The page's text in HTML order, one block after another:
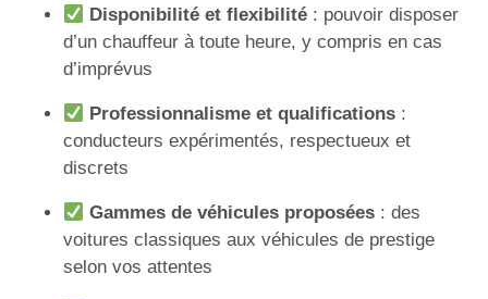
Disponibilité et flexibilité : pouvoir disposer
d’un chauffeur à toute heure, y compris en cas
d’imprévus
Professionnalisme et qualifications :
conducteurs expérimentés, respectueux et
discrets
Gammes de véhicules proposées : des
voitures classiques aux véhicules de prestige
selon vos attentes